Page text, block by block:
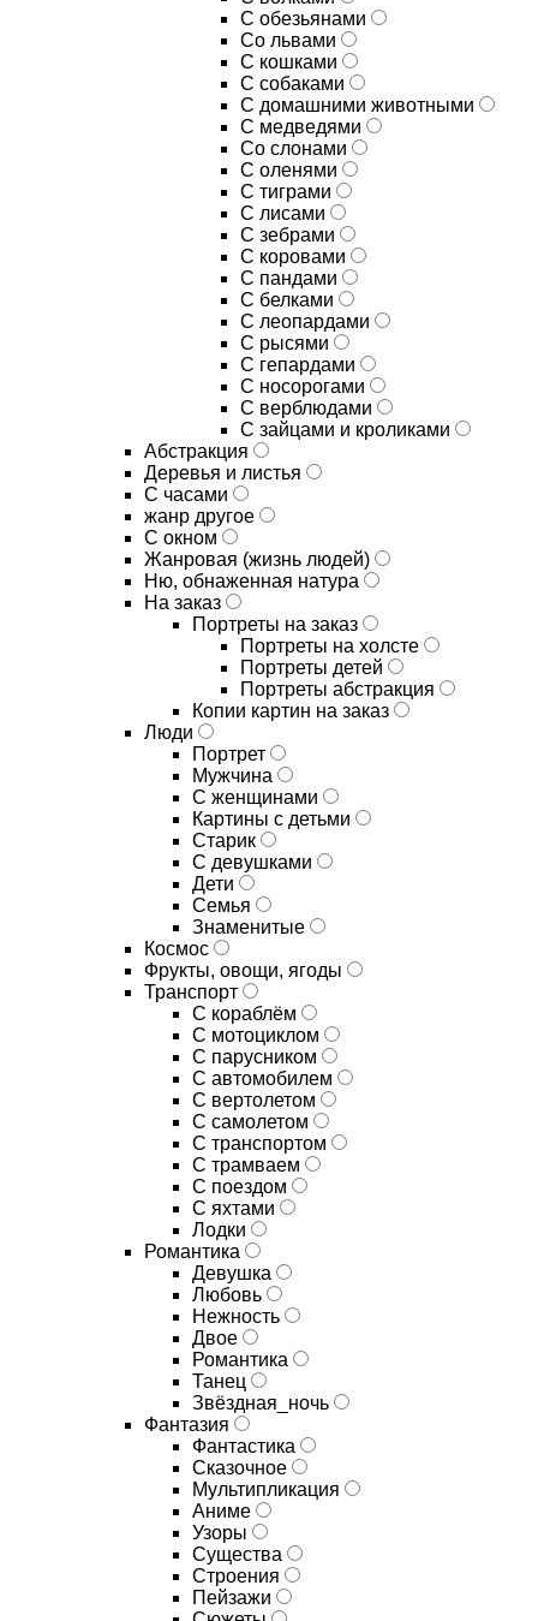
С обезьянами
Со львами
С кошками
С собаками
С домашними животными
С медведями
Со слонами
С оленями
С тиграми
С лисами
С зебрами
С коровами
С пандами
С белками
С леопардами
С рысями
С гепардами
С носорогами
С верблюдами
С зайцами и кроликами
Абстракция
Деревья и листья
С часами
жанр другое
С окном
Жанровая (жизнь людей)
Ню, обнаженная натура
На заказ
Портреты на заказ
Портреты на холсте
Портреты детей
Портреты абстракция
Копии картин на заказ
Люди
Портрет
Мужчина
С женщинами
Картины с детьми
Старик
С девушками
Дети
Семья
Знаменитые
Космос
Фрукты, овощи, ягоды
Транспорт
С кораблём
С мотоциклом
С парусником
С автомобилем
С вертолетом
С самолетом
С транспортом
С трамваем
С поездом
С яхтами
Лодки
Романтика
Девушка
Любовь
Нежность
Двое
Романтика
Танец
Звёздная_ночь
Фантазия
Фантастика
Сказочное
Мультипликация
Аниме
Узоры
Существа
Строения
Пейзажи